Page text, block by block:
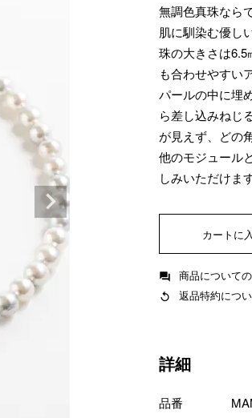
無調色真珠なら
肌に馴染む優し
珠の大きさは
も合わせやすい
パールの中に埋
ら差し込みねじ
が見えず、どの
他のモジュール
しみいただけま
カートに
商品について
返品特約につ
詳細
品番